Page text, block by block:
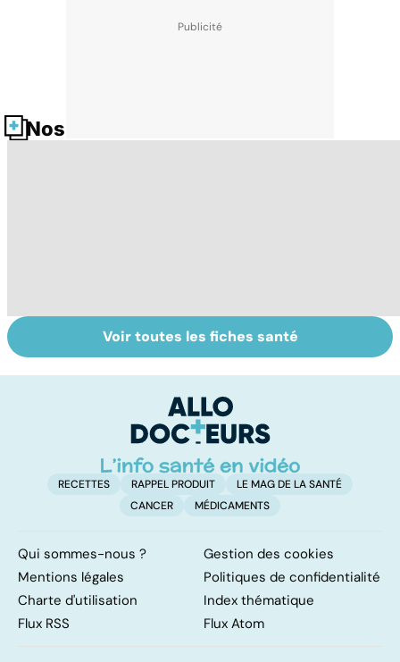
Nos fiches santé
Burn-out :
l'épuisement
Vivre après un
cancer
Voir toutes les fiches santé
RECETTES RAPPEL PRODUIT
LE MAG DE LA SANTÉ
CANCER
MÉDICAMENTS
Qui sommes-nous ?
Gestion des cookies
Mentions légales
Politiques de confidentialité
Charte d'utilisation
Index thématique
Flux RSS
Flux Atom